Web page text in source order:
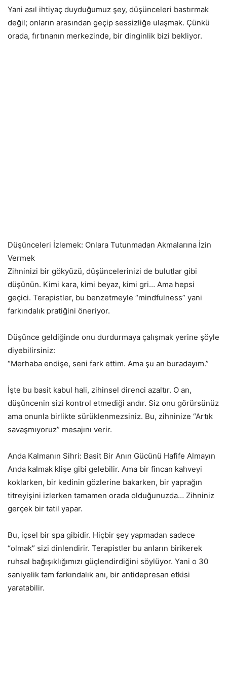
Yani asıl ihtiyaç duyduğumuz şey, düşünceleri bastırmak
değil; onların arasından geçip sessizliğe ulaşmak. Çünkü
orada, fırtınanın merkezinde, bir dinginlik bizi bekliyor.
Düşünceleri İzlemek: Onlara Tutunmadan Akmalarına İzin
Vermek
Zihninizi bir gökyüzü, düşüncelerinizi de bulutlar gibi
düşünün. Kimi kara, kimi beyaz, kimi gri… Ama hepsi
geçici. Terapistler, bu benzetmeyle “mindfulness” yani
farkındalık pratiğini öneriyor.
Düşünce geldiğinde onu durdurmaya çalışmak yerine şöyle
diyebilirsiniz:
“Merhaba endişe, seni fark ettim. Ama şu an buradayım.”
İşte bu basit kabul hali, zihinsel direnci azaltır. O an,
düşüncenin sizi kontrol etmediği andır. Siz onu görürsünüz
ama onunla birlikte sürüklenmezsiniz. Bu, zihninize “Artık
savaşmıyoruz” mesajını verir.
Anda Kalmanın Sihri: Basit Bir Anın Gücünü Hafife Almayın
Anda kalmak klişe gibi gelebilir. Ama bir fincan kahveyi
koklarken, bir kedinin gözlerine bakarken, bir yaprağın
titreyişini izlerken tamamen orada olduğunuzda… Zihniniz
gerçek bir tatil yapar.
Bu, içsel bir spa gibidir. Hiçbir şey yapmadan sadece
“olmak” sizi dinlendirir. Terapistler bu anların birikerek
ruhsal bağışıklığımızı güçlendirdiğini söylüyor. Yani o 30
saniyelik tam farkındalık anı, bir antidepresan etkisi
yaratabilir.